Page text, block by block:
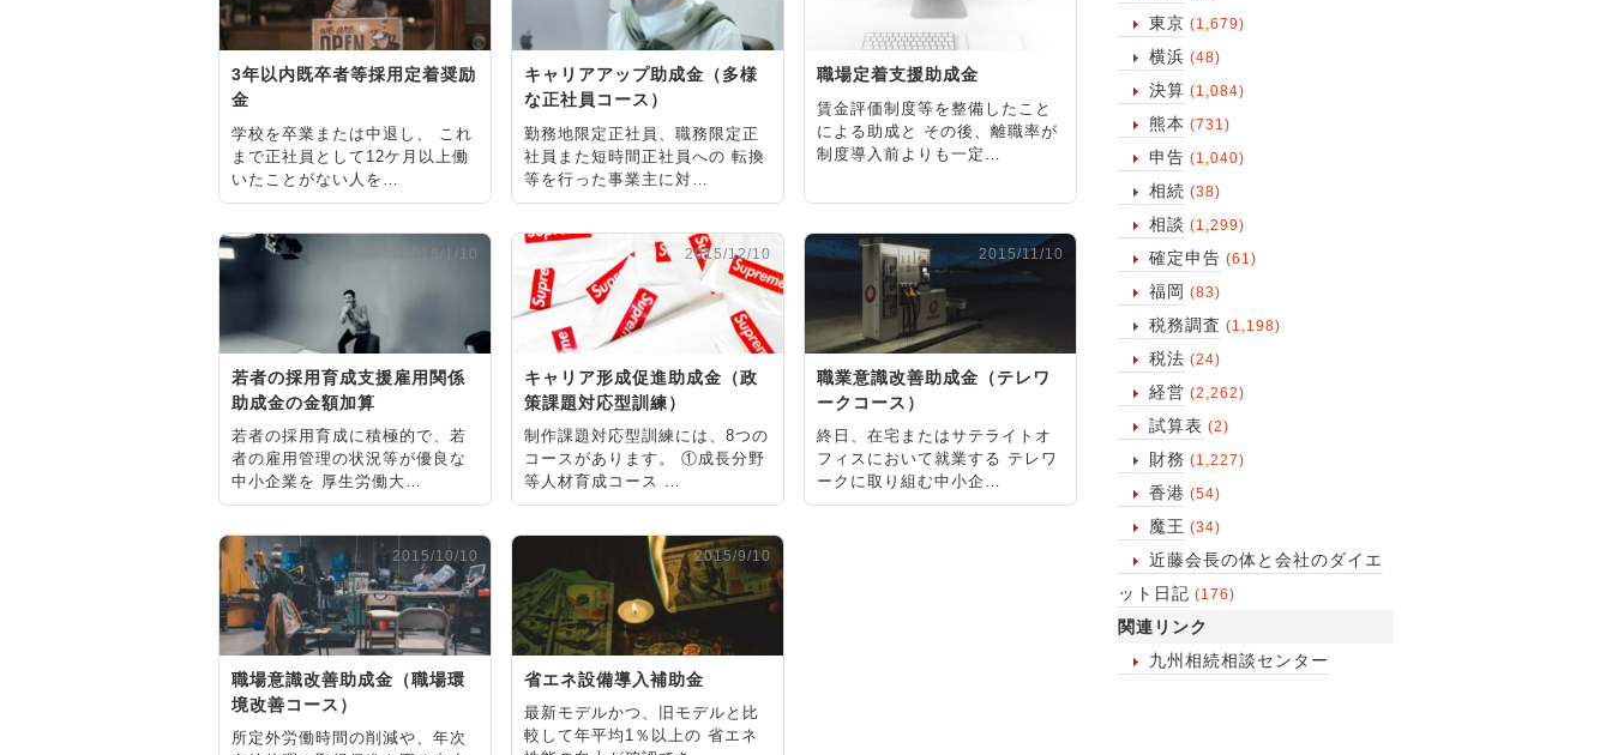
東京 (1,679)
横浜 (48)
決算 (1,084)
熊本 (731)
申告 (1,040)
相続 (38)
相談 (1,299)
確定申告 (61)
福岡 (83)
税務調査 (1,198)
税法 (24)
経営 (2,262)
試算表 (2)
財務 (1,227)
香港 (54)
魔王 (34)
近藤会長の体と会社のダイエ
ット日記 (176)
関連リンク
九州相続相談センター
3年以内既卒者等採用定着奨励
金
学校を卒業または中退し、 これ
まで正社員として12ケ月以上働
いたことがない人を…
キャリアアップ助成金（多様
な正社員コース）
勤務地限定正社員、職務限定正
社員また短時間正社員への 転換
等を行った事業主に対…
職場定着支援助成金
賃金評価制度等を整備したこと
による助成と その後、離職率が
制度導入前よりも一定…
2016/1/10
若者の採用育成支援雇用関係
助成金の金額加算
若者の採用育成に積極的で、若
者の雇用管理の状況等が優良な
中小企業を 厚生労働大…
2015/12/10
キャリア形成促進助成金（政
策課題対応型訓練）
制作課題対応型訓練には、8つの
コースがあります。 ①成長分野
等人材育成コース …
2015/11/10
職業意識改善助成金（テレワ
ークコース）
終日、在宅またはサテライトオ
フィスにおいて就業する テレワ
ークに取り組む中小企…
2015/10/10
職場意識改善助成金（職場環
境改善コース）
所定外労働時間の削減や、年次
2015/9/10
省エネ設備導入補助金
最新モデルかつ、旧モデルと比
較して年平均1％以上の 省エネ